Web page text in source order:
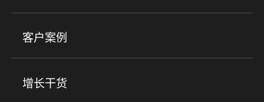
心理机构
小程序商城 ERP 企微SCRM
社群圈子
客户案例
增长干货